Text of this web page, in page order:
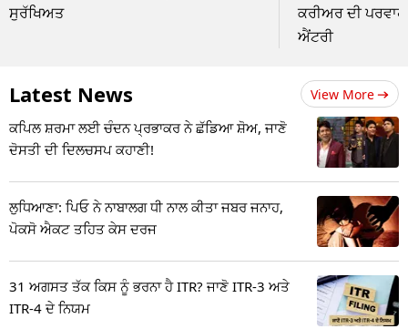
ਸੁਰੱਖਿਅਤ
ਕਰੀਅਰ ਦੀ ਪਰਵਾਹ
ਐਂਟਰੀ
Latest News View More
ਕਪਿਲ ਸ਼ਰਮਾ ਲਈ ਚੰਦਨ ਪ੍ਰਭਾਕਰ ਨੇ ਛੱਡਿਆ ਸ਼ੋਅ, ਜਾਣੋ
ਦੋਸਤੀ ਦੀ ਦਿਲਚਸਪ ਕਹਾਣੀ!
ਲੁਧਿਆਣਾ: ਪਿਓ ਨੇ ਨਾਬਾਲਗ ਧੀ ਨਾਲ ਕੀਤਾ ਜਬਰ ਜਨਾਹ,
ਪੋਕਸੋ ਐਕਟ ਤਹਿਤ ਕੇਸ ਦਰਜ
31 ਅਗਸਤ ਤੱਕ ਕਿਸ ਨੂੰ ਭਰਨਾ ਹੈ ITR? ਜਾਣੋ ITR-3 ਅਤੇ
ITR-4 ਦੇ ਨਿਯਮ